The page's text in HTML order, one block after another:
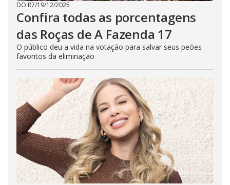
DO R7/19/12/2025
Confira todas as porcentagens
das Roças de A Fazenda 17
O público deu a vida na votação para salvar seus peões
favoritos da eliminação